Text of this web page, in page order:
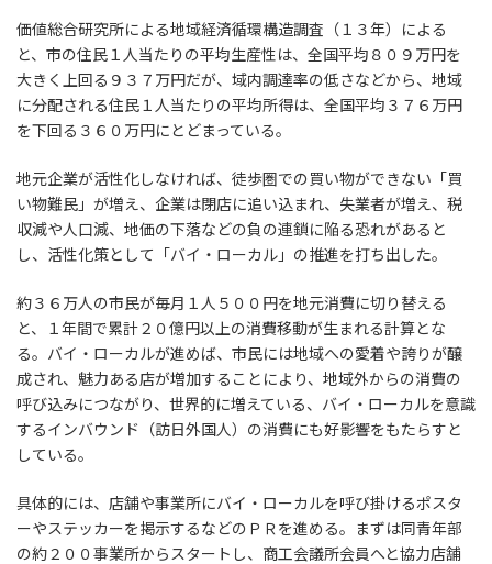
価値総合研究所による地域経済循環構造調査（１３年）による
と、市の住民１人当たりの平均生産性は、全国平均８０９万円を
大きく上回る９３７万円だが、域内調達率の低さなどから、地域
に分配される住民１人当たりの平均所得は、全国平均３７６万円
を下回る３６０万円にとどまっている。
地元企業が活性化しなければ、徒歩圏での買い物ができない「買
い物難民」が増え、企業は閉店に追い込まれ、失業者が増え、税
収減や人口減、地価の下落などの負の連鎖に陥る恐れがあると
し、活性化策として「バイ・ローカル」の推進を打ち出した。
約３６万人の市民が毎月１人５００円を地元消費に切り替える
と、１年間で累計２０億円以上の消費移動が生まれる計算とな
る。バイ・ローカルが進めば、市民には地域への愛着や誇りが醸
成され、魅力ある店が増加することにより、地域外からの消費の
呼び込みにつながり、世界的に増えている、バイ・ローカルを意識
するインバウンド（訪日外国人）の消費にも好影響をもたらすと
している。
具体的には、店舗や事業所にバイ・ローカルを呼び掛けるポスタ
ーやステッカーを掲示するなどのＰＲを進める。まずは同青年部
の約２００事業所からスタートし、商工会議所会員へと協力店舗